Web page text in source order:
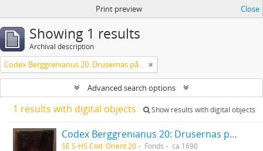
Print preview Close
Showing 1 results
Archival description
Codex Berggrenianus 20: Drusernas på Libanon heliga bok
Advanced search options
1 results with digital objects Show results with digital objects
Codex Berggrenianus 20: Drusernas på Libanon heliga bok
SE S-HS Cod. Orient 20 Fonds ca 1690